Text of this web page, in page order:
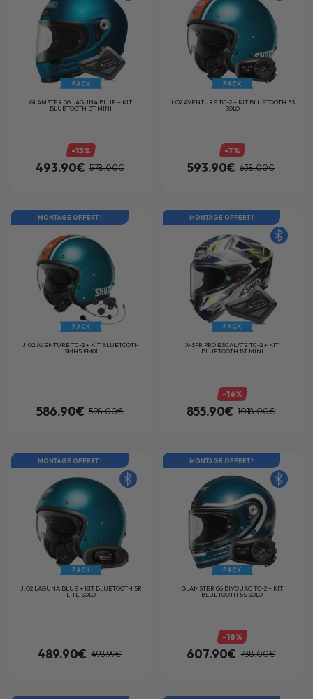
PACK
GLAMSTER 06 LAGUNA BLUE + KIT
BLUETOOTH BT MINI
-15%
493.90€ 578.00€
PACK
J.O2 AVENTURE TC-2 + KIT BLUETOOTH 5S
SOLO
-7%
593.90€ 638.00€
MONTAGE OFFERT !
PACK
J.O2 AVENTURE TC-2 + KIT BLUETOOTH
SMH5 FM01
586.90€ 598.00€
MONTAGE OFFERT !
PACK
X-SPR PRO ESCALATE TC-2 + KIT
BLUETOOTH BT MINI
-16%
855.90€ 1018.00€
MONTAGE OFFERT !
PACK
J.O2 LAGUNA BLUE + KIT BLUETOOTH 5R
LITE SOLO
489.90€ 498.99€
MONTAGE OFFERT !
PACK
GLAMSTER 06 BIVOUAC TC-2 + KIT
BLUETOOTH 5S SOLO
-18%
607.90€ 738.00€